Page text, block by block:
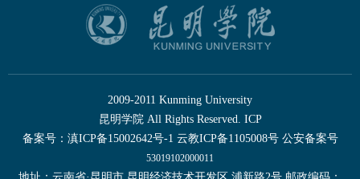
2009-2011 Kunming University
昆明学院 All Rights Reserved. ICP
备案号：滇ICP备15002642号-1 云教ICP备1105008号 公安备案号
53019102000011